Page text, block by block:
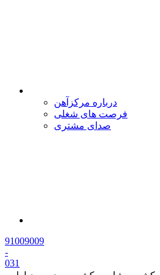
درباره مرکزآهن
فرصت های شغلی
صدای مشتری
91009009
-
031